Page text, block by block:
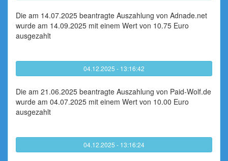
Die am 14.07.2025 beantragte Auszahlung von Adnade.net
wurde am 14.09.2025 mit einem Wert von 10.75 Euro
ausgezahlt
04.12.2025 - 13:16:42
Die am 21.06.2025 beantragte Auszahlung von Paid-Wolf.de
wurde am 04.07.2025 mit einem Wert von 10.00 Euro
ausgezahlt
04.12.2025 - 13:16:24